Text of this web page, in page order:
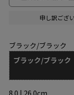
申し訳ござ
8.0 | 26.0cm
ブラック/ブラック
ブラック/ブラック